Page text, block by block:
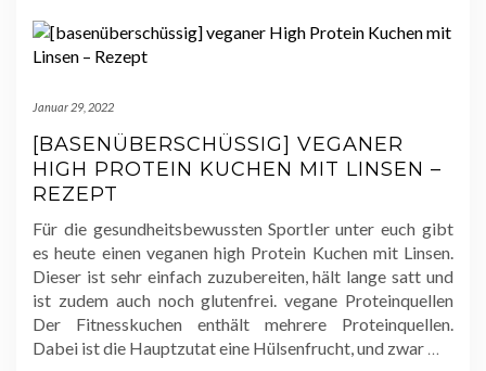
Januar 29, 2022
[BASENÜBERSCHÜSSIG] VEGANER
HIGH PROTEIN KUCHEN MIT LINSEN –
REZEPT
Für die gesundheitsbewussten Sportler unter euch gibt
es heute einen veganen high Protein Kuchen mit Linsen.
Dieser ist sehr einfach zuzubereiten, hält lange satt und
ist zudem auch noch glutenfrei. vegane Proteinquellen
Der Fitnesskuchen enthält mehrere Proteinquellen.
Dabei ist die Hauptzutat eine Hülsenfrucht, und zwar …